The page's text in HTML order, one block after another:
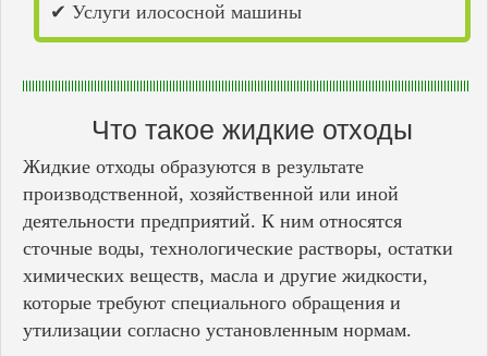
✔ Услуги илососной машины
Что такое жидкие отходы
Жидкие отходы образуются в результате
производственной, хозяйственной или иной
деятельности предприятий. К ним относятся
сточные воды, технологические растворы, остатки
химических веществ, масла и другие жидкости,
которые требуют специального обращения и
утилизации согласно установленным нормам.